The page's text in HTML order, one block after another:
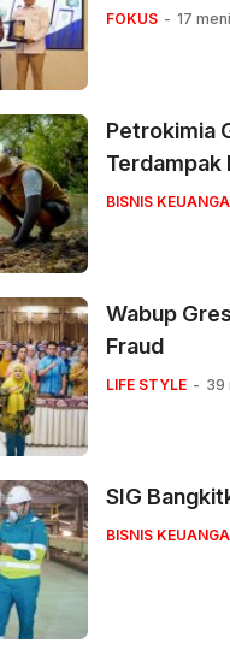
FOKUS 17
Petrokimia
Terdampak
BISNIS
Wabup
Fraud
LIFE STYLE 39
SIG
BISNIS